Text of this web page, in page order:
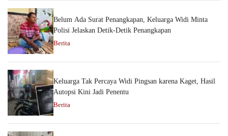
Belum Ada Surat Penangkapan, Keluarga Widi Minta
Polisi Jelaskan Detik-Detik Penangkapan
Berita
Keluarga Tak Percaya Widi Pingsan karena Kaget, Hasil
Autopsi Kini Jadi Penentu
Berita